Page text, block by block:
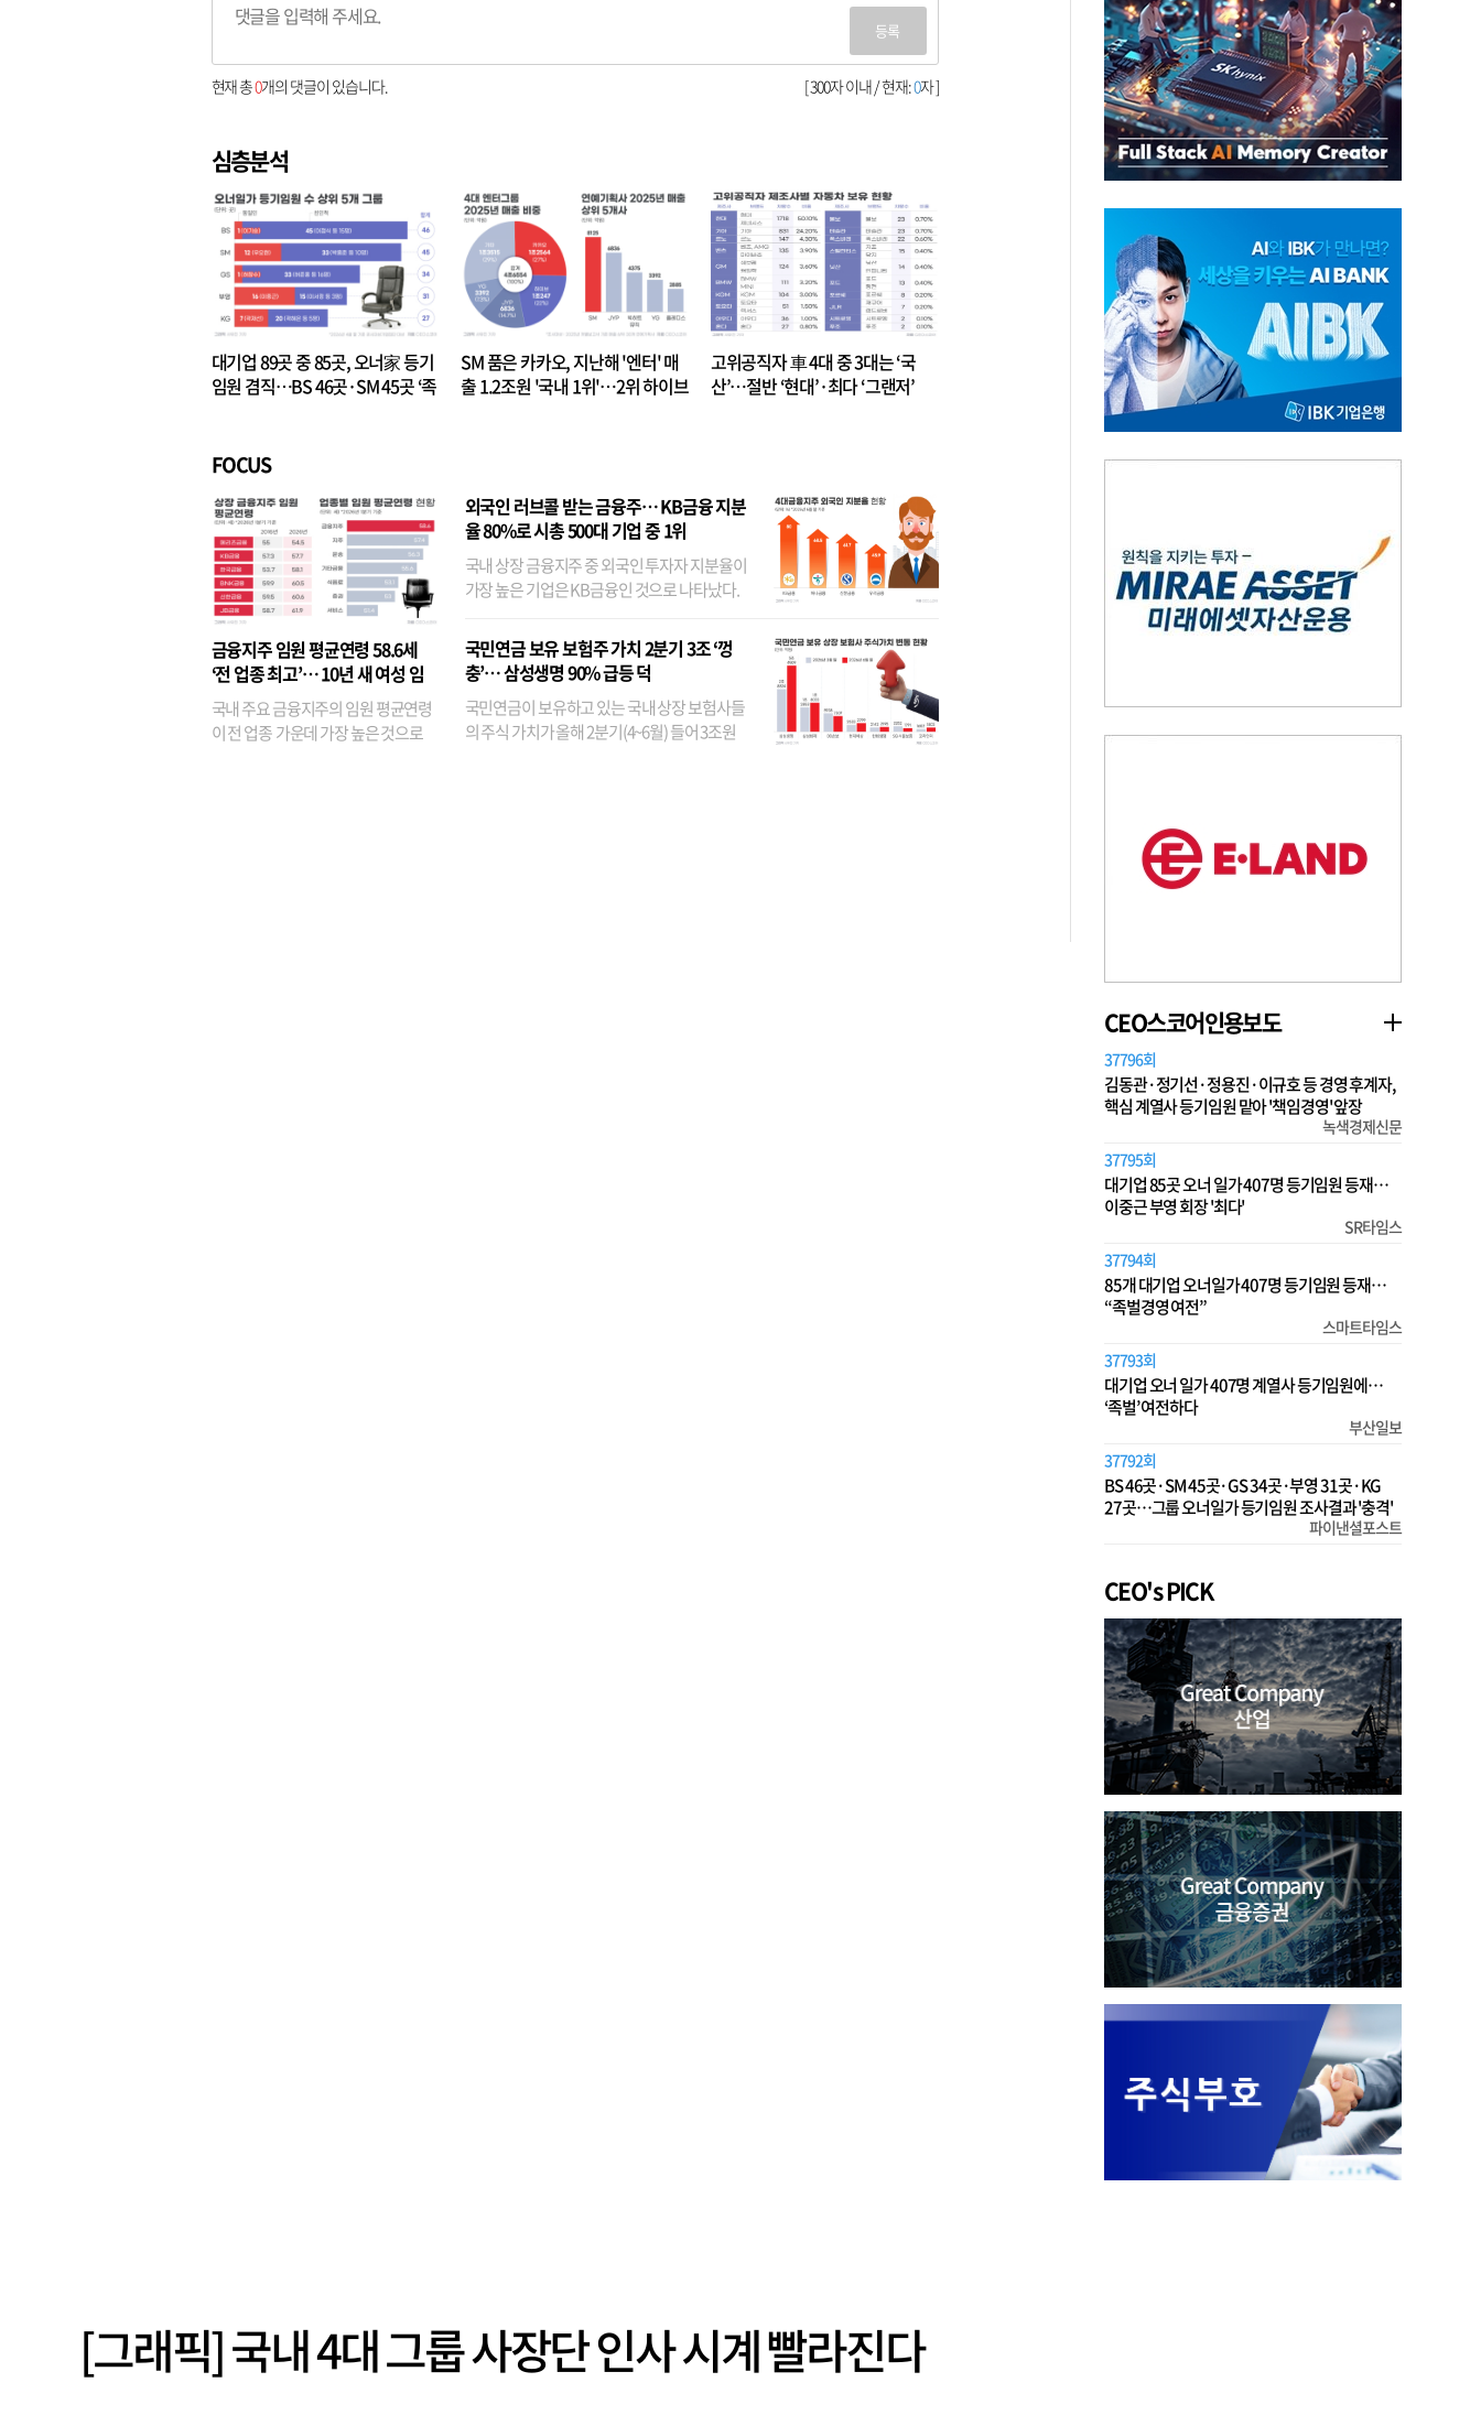
등록
[ 300자 이내 / 현재:0자 ]
현재 총0개의 댓글이 있습니다.
심층분석
대기업 89곳 중 85곳, 오너家 등기
임원 겸직…BS 46곳·SM 45곳 ‘족
SM 품은 카카오, 지난해 '엔터' 매
출 1.2조원 '국내 1위'…2위 하이브
고위공직자 車 4대 중 3대는 ‘국
산’…절반 ‘현대’·최다 ‘그랜저’
FOCUS
금융지주 임원 평균연령 58.6세
‘전 업종 최고’… 10년 새 여성 임
원은 14배 껑충
국내 주요 금융지주의 임원 평균연령
이 전 업종 가운데 가장 높은 것으로
외국인 러브콜 받는 금융주… KB금융 지분
율 80%로 시총 500대 기업 중 1위
국내 상장 금융지주 중 외국인 투자자 지분율이
가장 높은 기업은 KB금융인 것으로 나타났다.
융이었다. 특히 KB금융은 지난달 말 기준 해외
기관투자자 지분율이...
국민연금 보유 보험주 가치 2분기 3조 ‘껑
충’… 삼성생명 90% 급등 덕
국민연금이 보유하고 있는 국내 상장 보험사들
의 주식 가치가 올해 2분기(4~6월) 들어 3조원
CEO스코어인용보도
37796회
김동관·정기선·정용진·이규호 등 경영 후계자,
핵심 계열사 등기임원 맡아 '책임경영' 앞장
녹색경제신문
37795회
대기업 85곳 오너 일가 407명 등기임원 등재…
이중근 부영 회장 '최다'
SR타임스
37794회
85개 대기업 오너일가 407명 등기임원 등재…
“족벌경영 여전”
스마트타임스
37793회
대기업 오너 일가 407명 계열사 등기임원에…
‘족벌’ 여전하다
부산일보
37792회
BS 46곳·SM 45곳·GS 34곳·부영 31곳·KG
27곳…그룹 오너일가 등기임원 조사결과 '충격'
파이낸셜포스트
CEO's PICK
[그래픽] 국내 4대 그룹 사장단 인사 시계 빨라진다